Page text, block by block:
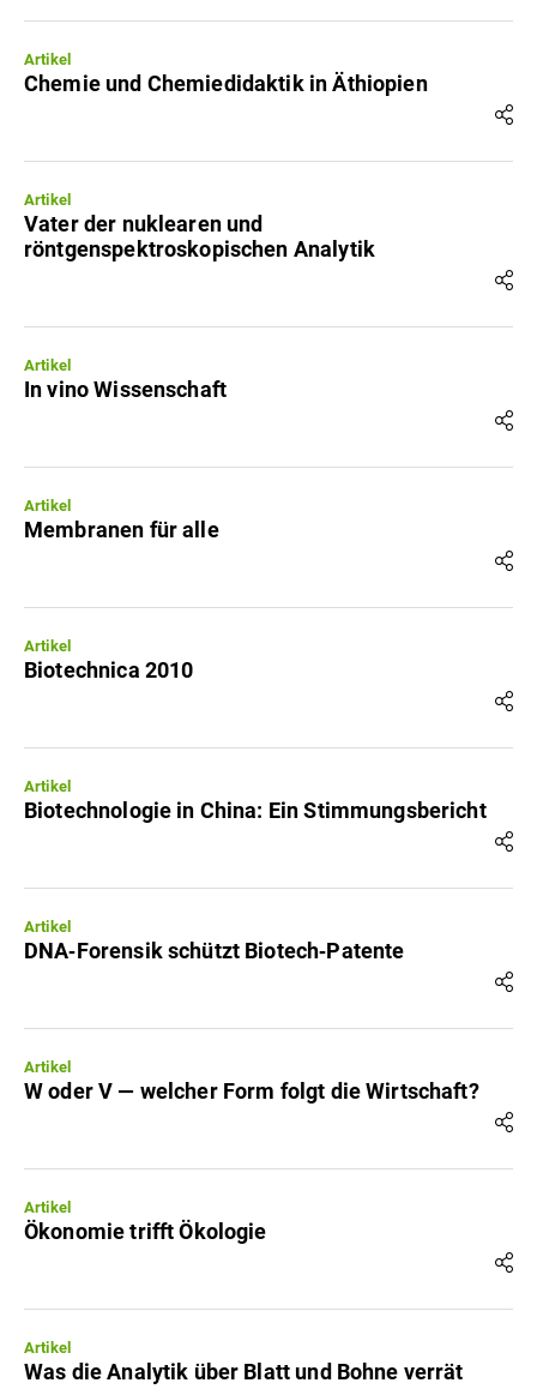
Artikel
Chemie und Chemiedidaktik in Äthiopien
Artikel
Vater der nuklearen und
röntgenspektroskopischen Analytik
Artikel
In vino Wissenschaft
Artikel
Membranen für alle
Artikel
Biotechnica 2010
Artikel
Biotechnologie in China: Ein Stimmungsbericht
Artikel
DNA‐Forensik schützt Biotech‐Patente
Artikel
W oder V — welcher Form folgt die Wirtschaft?
Artikel
Ökonomie trifft Ökologie
Artikel
Was die Analytik über Blatt und Bohne verrät